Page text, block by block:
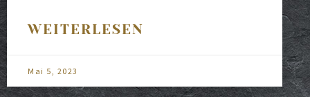
WEITERLESEN
Mai 5, 2023